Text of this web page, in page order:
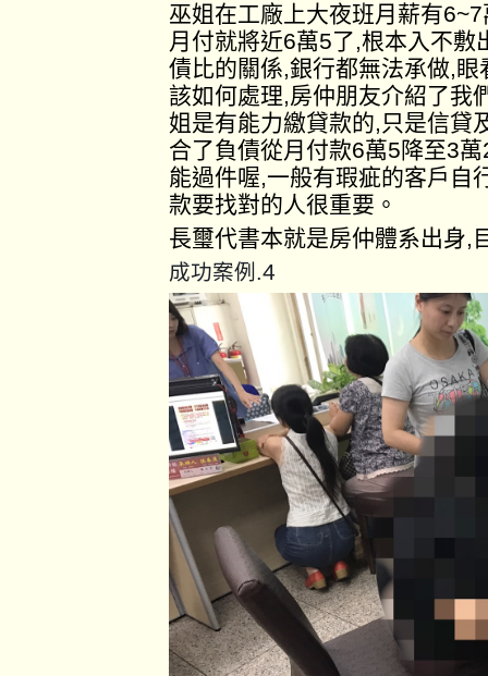
巫姐在工廠上大夜班月薪有
月付就將近6萬5了,根本入不
債比的關係,銀行都無法承做,
該如何處理,房仲朋友介紹了我
姐是有能力繳貸款的,只是信貸
合了負債從月付款6萬5降至3
能過件喔,一般有瑕疵的客戶自
款要找對的人很重要。
長璽代書本就是房仲體系出身,
成功案例.4